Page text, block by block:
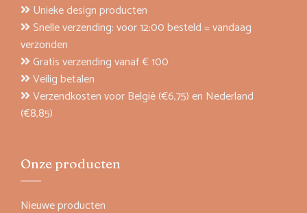
Unieke design producten
Snelle verzending: voor 12:00 besteld = vandaag
verzonden
Gratis verzending vanaf € 100
Veilig betalen
Verzendkosten voor België (€6,75) en Nederland
(€8,85)
Onze producten
Nieuwe producten